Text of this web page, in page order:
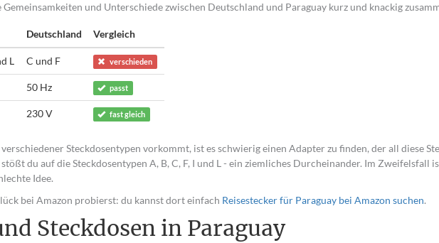
Gemeinsamkeiten und Unterschiede zwischen Deutschland und Paraguay kurz und knackig
Deutschland Vergleich
L C und F verschieden
50 Hz passt
230 V fast gleich
Steckdosentypen vorkommt, ist es schwierig einen Adapter zu finden, der all diese
du auf die Steckdosentypen A, B, C, F, I und L - ein ziemliches Durcheinander. Im Zweifelsfall
Idee.
bei Amazon probierst: du kannst dort einfach Reisestecker für Paraguay bei Amazon suchen.
Steckdosen in Paraguay